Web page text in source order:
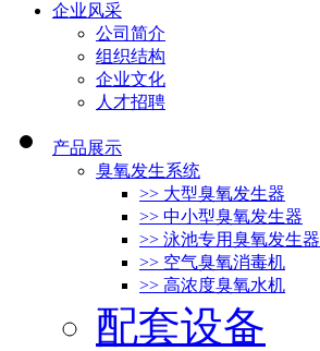
企业风采
公司简介
组织结构
企业文化
人才招聘
产品展示
臭氧发生系统
>> 大型臭氧发生器
>> 中小型臭氧发生器
>> 泳池专用臭氧发生器
>> 空气臭氧消毒机
>> 高浓度臭氧水机
配套设备